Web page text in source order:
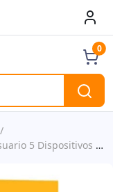
0
Antivirus Norton Security 2.0 Sl Para 1 Usuario 5 Dispositivos 24 Meses